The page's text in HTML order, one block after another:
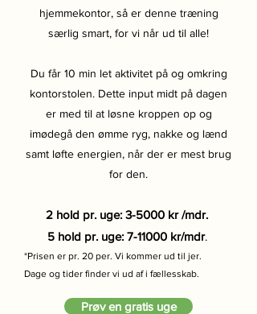
hjemmekontor, så er denne træning
særlig smart, for vi når ud til alle!
Du får 10 min let aktivitet på og omkring
kontorstolen. Dette input midt på dagen
er med til at løsne kroppen op og
imødegå den ømme ryg, nakke og lænd
samt løfte energien, når der er mest brug
for den.
2 hold pr. uge: 3-5000 kr /mdr.
5 hold pr. uge: 7-11000 kr/mdr.
*Prisen er pr. 20 per. Vi kommer ud til jer.
Dage og tider finder vi ud af i fællesskab.
Prøv en gratis uge